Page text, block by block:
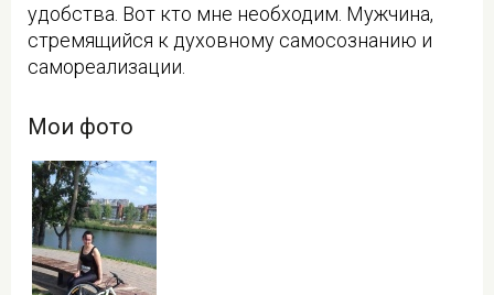
удобства. Вот кто мне необходим. Мужчина,
стремящийся к духовному самосознанию и
самореализации.
Мои фото